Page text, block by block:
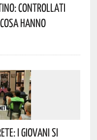
Controllati
Hanno
I Giovani Si